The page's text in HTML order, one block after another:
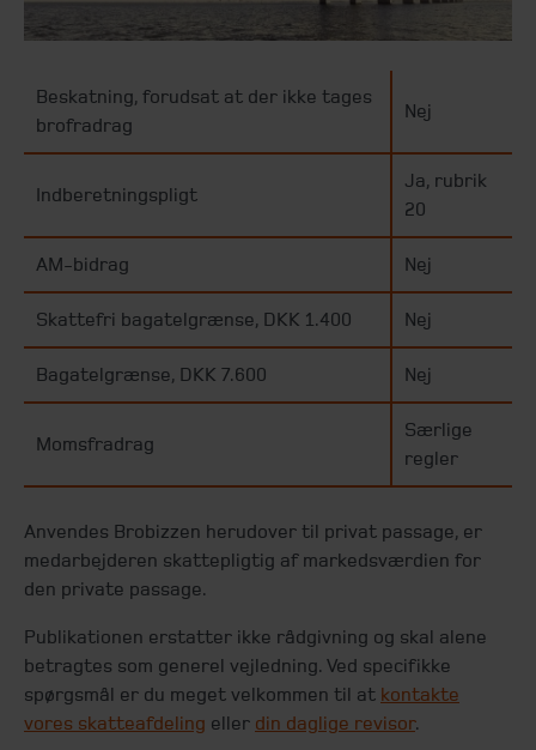
Beskatning, forudsat at der ikke tages
brofradrag
Nej
Indberetningspligt
Ja, rubrik
20
AM-bidrag Nej
Skattefri bagatelgrænse, DKK 1.400 Nej
Bagatelgrænse, DKK 7.600 Nej
Momsfradrag
Særlige
regler
Anvendes Brobizzen herudover til privat passage, er
medarbejderen skattepligtig af markedsværdien for
den private passage.
Publikationen erstatter ikke rådgivning og skal alene
betragtes som generel vejledning. Ved specifikke
spørgsmål er du meget velkommen til at kontakte
vores skatteafdeling eller din daglige revisor.